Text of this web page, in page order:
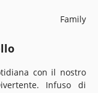
Family
con il nostro
Infuso di